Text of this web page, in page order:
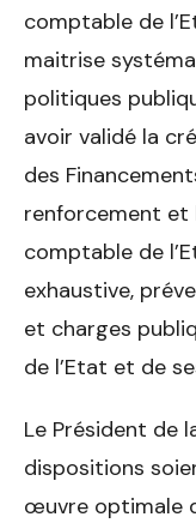
comptable de
maitrise
politiques
avoir validé la
des
renforcement et
comptable de
exhaustive,
et charges
de l’Etat et de
Le Président de
dispositions
œuvre optimale